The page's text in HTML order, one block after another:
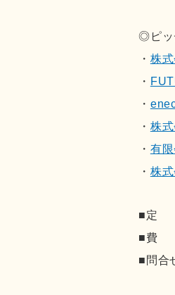
◎ピッ
・ 株
・
・
・ 株
・ 有
・ 株
■定
■費
■問合
電